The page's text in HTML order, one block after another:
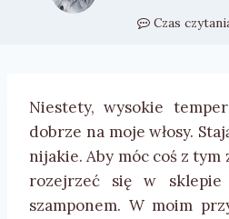
Czas
Niestety, wysokie
dobrze na moje włosy.
nijakie. Aby móc coś z tym
rozejrzeć się w
szamponem. W moim